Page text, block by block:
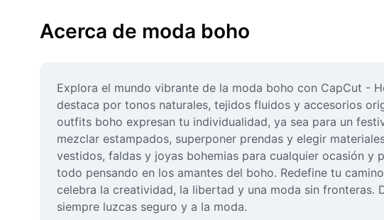
Acerca de moda boho
Explora el mundo vibrante de la moda boho con CapCut -
destaca por tonos naturales, tejidos fluidos y accesorios
outfits boho expresan tu individualidad, ya sea para un
mezclar estampados, superponer prendas y elegir
vestidos, faldas y joyas bohemias para cualquier ocasión y
todo pensando en los amantes del boho. Redefine tu
celebra la creatividad, la libertad y una moda sin fronteras.
siempre luzcas seguro y a la moda.